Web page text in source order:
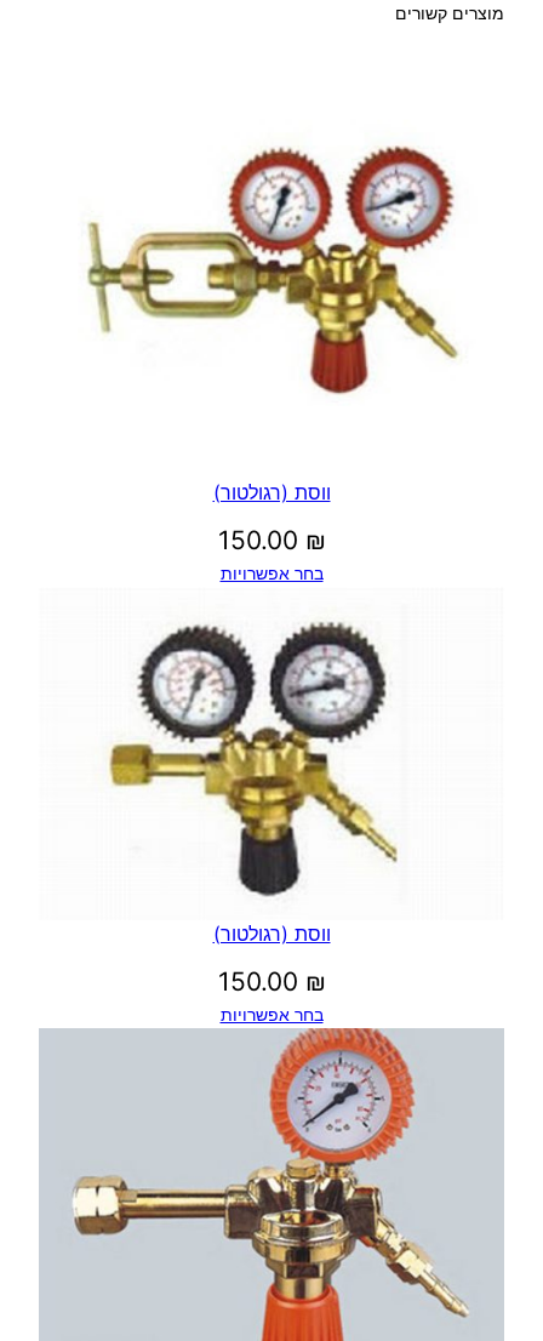
מוצרים קשורים
ווסת (רגולטור)
150.00 ₪
בחר אפשרויות
ווסת (רגולטור)
150.00 ₪
בחר אפשרויות